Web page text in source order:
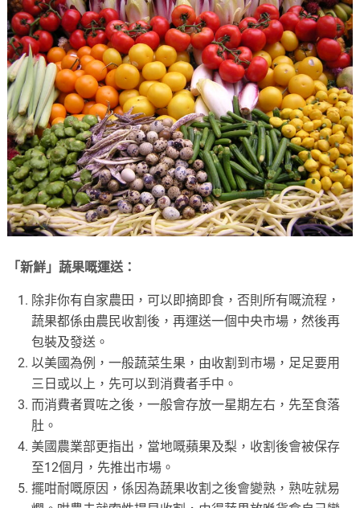
「新鮮」蔬果嘅運送：
除非你有自家農田，可以即摘即食，否則所有嘅流程，
蔬果都係由農民收割後，再運送一個中央市場，然後再
包裝及發送。
以美國為例，一般蔬菜生果，由收割到市場，足足要用
三日或以上，先可以到消費者手中。
而消費者買咗之後，一般會存放一星期左右，先至食落
肚。
美國農業部更指出，當地嘅蘋果及梨，收割後會被保存
至12個月，先推出市場。
擺咁耐嘅原因，係因為蔬果收割之後會變熟，熟咗就易